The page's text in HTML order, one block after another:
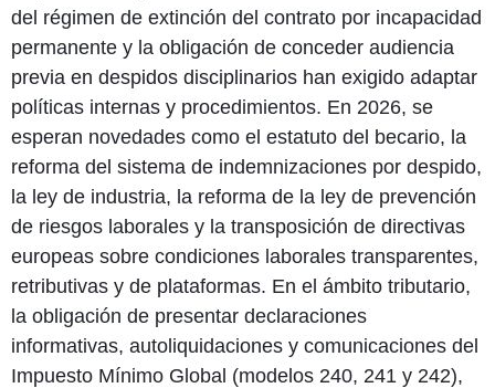
del régimen de extinción del contrato por incapacidad
permanente y la obligación de conceder audiencia
previa en despidos disciplinarios han exigido adaptar
políticas internas y procedimientos. En 2026, se
esperan novedades como el estatuto del becario, la
reforma del sistema de indemnizaciones por despido,
la ley de industria, la reforma de la ley de prevención
de riesgos laborales y la transposición de directivas
europeas sobre condiciones laborales transparentes,
retributivas y de plataformas. En el ámbito tributario,
la obligación de presentar declaraciones
informativas, autoliquidaciones y comunicaciones del
Impuesto Mínimo Global (modelos 240, 241 y 242),